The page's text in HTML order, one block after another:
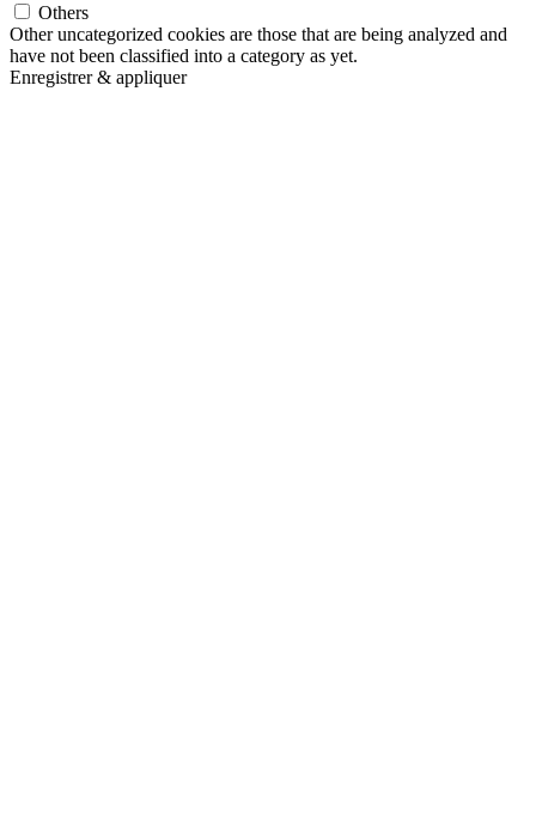
Others
Other uncategorized cookies are those that are being analyzed and
have not been classified into a category as yet.
Enregistrer & appliquer